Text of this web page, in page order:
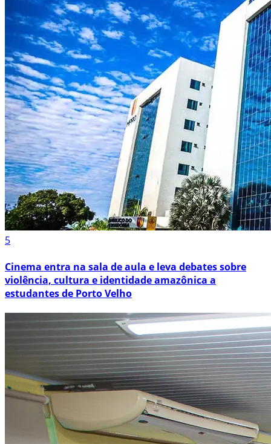
5
Cinema entra na sala de aula e leva debates sobre
violência, cultura e identidade amazônica a
estudantes de Porto Velho